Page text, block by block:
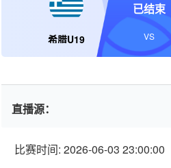
希腊U19
已结束
VS
直播源：
比赛时间: 2026-06-03 23:00:00